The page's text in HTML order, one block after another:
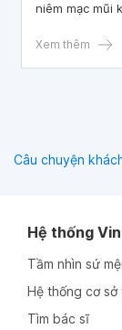
niêm mạc mũi
xì ra được rất
Xem thêm
Câu chuyện
Hệ thống
Tầm nhìn sứ
Hệ thống cơ sở
Tìm bác sĩ